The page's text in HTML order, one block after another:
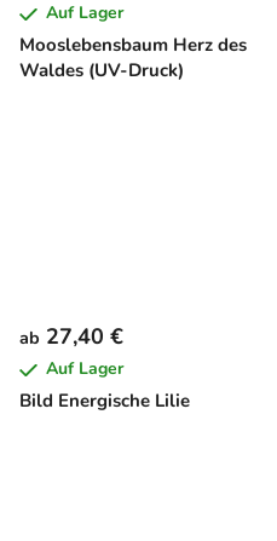
Mooslebensbaum Herz des
Waldes (UV-Druck)
Auf Lager
Bild Energische Lilie
ab 27,40 €
Auf Lager